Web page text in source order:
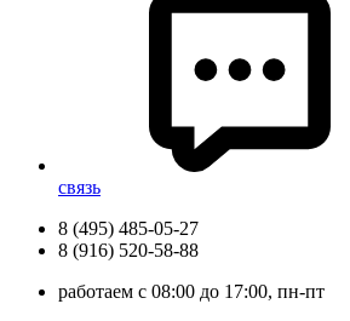
связь
8 (495) 485-05-27
8 (916) 520-58-88
работаем с 08:00 до 17:00, пн-пт